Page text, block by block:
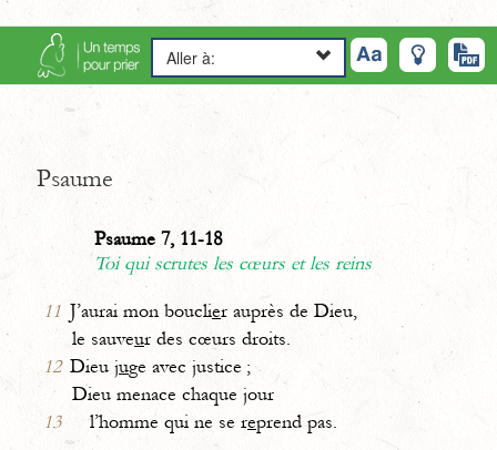
Aller à:
Psaume
Psaume 7, 11-18
Toi qui scrutes les cœurs et les reins
11 J’aurai mon bouclier auprès de Dieu,
le sauveur des cœurs droits.
12 Dieu juge avec justice ;
Dieu menace chaque jour
13
l’homme qui ne se reprend pas.